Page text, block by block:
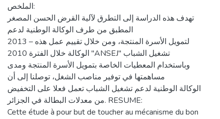
الملخص:
تھدف ھذه الدراسة إلى التطرق لآلیة القرض الحسن المصغر
المطبق من طرف الوكالة الوطنیة لدعم
2013 – لتمویل الأسرة المنتجة، ومن خلال تقییم عمل ھذه
الوكالة خلال الفترة 2010 "ANSEJ" تشغیل الشباب
وباستخدام المعطیات الخاصة بتمویل الأسرة المنتجة ومدى
مساھمتھا في توفیر مناصب الشغل، توصلنا إلى أن
الوكالة الوطنیة لدعم تشغیل الشباب تعمل فعلا على التخفیض
من معدلات البطالة في الجزائر. RESUME:
Cette étude à pour but de toucher au mécanisme du bon